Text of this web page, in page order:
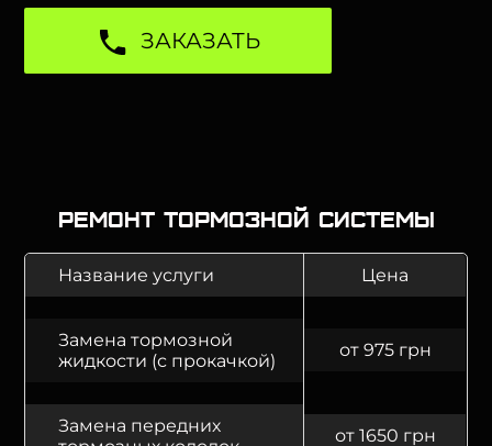
ЗАКАЗАТЬ
Ремонт тормозной системы
Название услуги Цена
Замена тормозной
жидкости (с прокачкой)
от 975 грн
Замена передних
от 1650 грн